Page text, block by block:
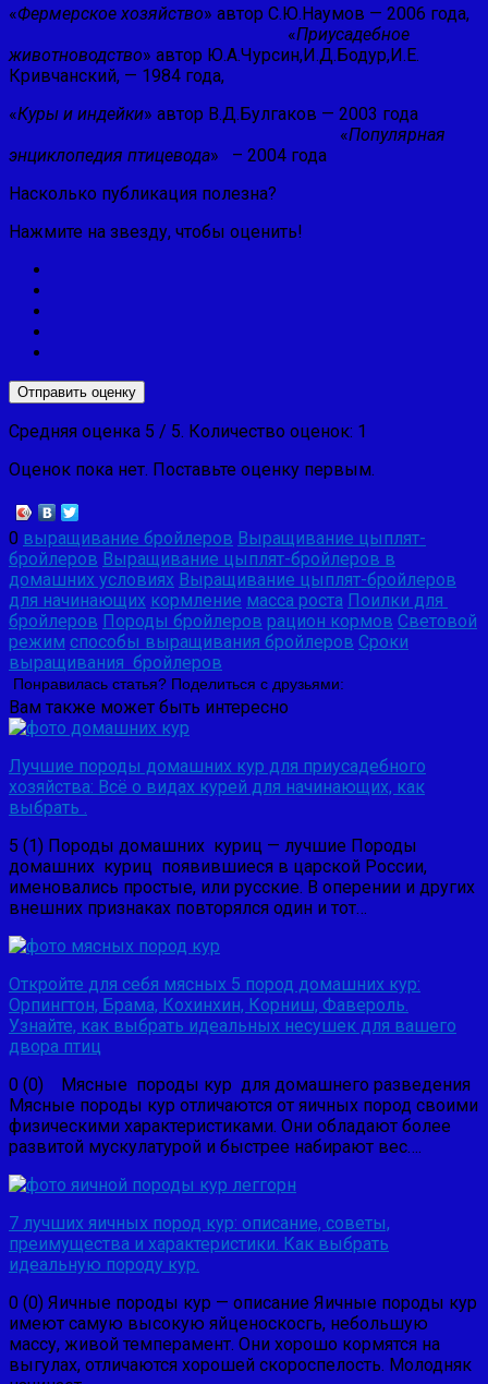
«Фермерское хозяйство» автор С.Ю.Наумов — 2006 года,
«Приусадебное
животноводство» автор Ю.А.Чурсин,И.Д.Бодур,И.Е.
Кривчанский, — 1984 года,
«Куры и индейки» автор В.Д.Булгаков — 2003 года
«Популярная
энциклопедия птицевода» – 2004 года
Насколько публикация полезна?
Нажмите на звезду, чтобы оценить!
Отправить оценку
Средняя оценка 5 / 5. Количество оценок: 1
Оценок пока нет. Поставьте оценку первым.
0 выращивание бройлеров Выращивание цыплят-
бройлеров Выращивание цыплят-бройлеров в
домашних условиях Выращивание цыплят-бройлеров
для начинающих кормление масса роста Поилки для
бройлеров Породы бройлеров рацион кормов Световой
режим способы выращивания бройлеров Сроки
выращивания бройлеров
Понравилась статья? Поделиться с друзьями:
Вам также может быть интересно
Лучшие породы домашних кур для приусадебного
хозяйства: Всё о видах курей для начинающих, как
выбрать .
5 (1) Породы домашних куриц — лучшие Породы
домашних куриц появившиеся в царской Рос­сии,
именовались простые, или русские. В оперении и дру­гих
внешних признаках повторялся один и тот…
Откройте для себя мясных 5 пород домашних кур:
Орпингтон, Брама, Кохинхин, Корниш, Фавероль.
Узнайте, как выбрать идеальных несушек для вашего
двора птиц
0 (0) Мясные породы кур для домашнего разведения
Мясные породы кур отличаются от яичных пород своими
физическими характеристиками. Они обладают более
развитой мускулатурой и быстрее набирают вес….
7 лучших яичных пород кур: описание, советы,
преимущества и характеристики. Как выбрать
идеальную породу кур.
0 (0) Яичные породы кур — описание Яичные породы кур
имеют самую высокую яйценоскосгь, небольшую
массу, живой темперамент. Они хорошо кор­мятся на
выгулах, отличаются хорошей скороспелость. Молодняк